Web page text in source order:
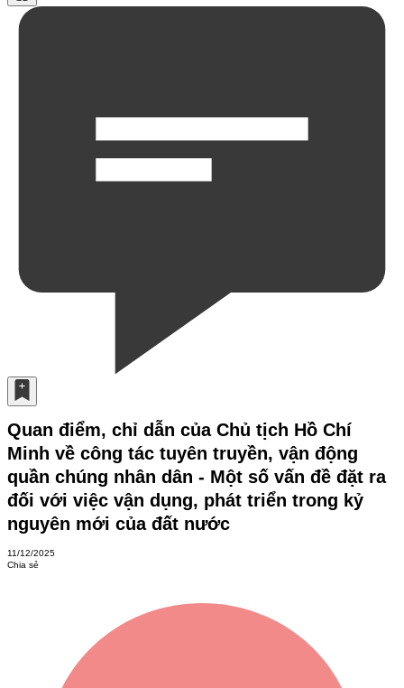
Quan điểm, chỉ dẫn của Chủ tịch Hồ Chí
Minh về công tác tuyên truyền, vận động
quần chúng nhân dân - Một số vấn đề đặt ra
đối với việc vận dụng, phát triển trong kỷ
nguyên mới của đất nước
11/12/2025
Chia sẻ